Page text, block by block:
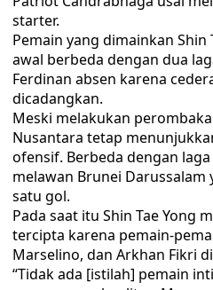
starter.
Pemain yang dimainkan Shin
awal berbeda dengan dua
Ferdinan absen karena
dicadangkan.
Meski melakukan
Nusantara tetap
ofensif. Berbeda dengan
melawan Brunei Darussalam
satu gol.
Pada saat itu Shin Tae Yong
tercipta karena pemain-
Marselino, dan Arkhan Fikri
“Tidak ada [istilah] pemain